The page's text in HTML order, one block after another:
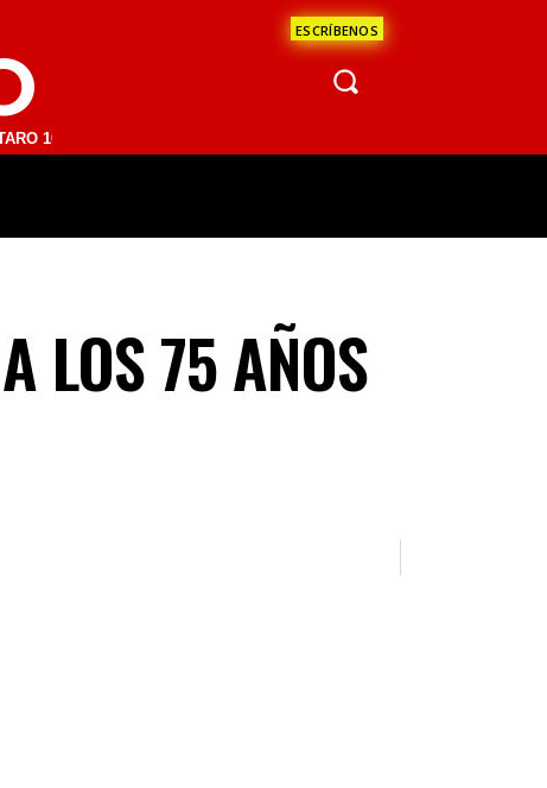
ESCRÍBENOS
FM | SAN JUAN DEL RÍO 93.1 FM | GUADALAJARA 1510 AM | LA
LOS 75 AÑOS